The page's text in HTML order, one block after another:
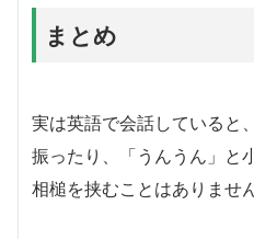
まとめ
実は英語で会話していると
振ったり、「うんうん」と
相槌を挟むことはありません